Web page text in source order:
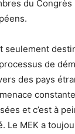
du Congrès
seulement
de
des pays
et c’est à
Le MEK a